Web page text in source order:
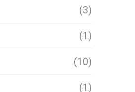
(3)
(1)
(10)
(1)